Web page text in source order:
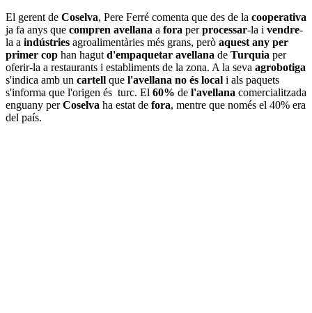
El gerent de Coselva, Pere Ferré comenta que des de la cooperativa
ja fa anys que compren avellana a fora perprocessar-la i vendre-
la a indústries agroalimentàries més grans, però aquest any per
primer cop han hagut d'empaquetar avellana de Turquia per
oferir-la a restaurants i establiments de la zona. A la seva agrobotiga
s'indica amb un cartell que l'avellana no és local i als paquets
s'informa que l'origen és turc. El 60% de l'avellana comercialitzada
enguany perCoselva ha estat de fora, mentre que només el 40% era
del país.